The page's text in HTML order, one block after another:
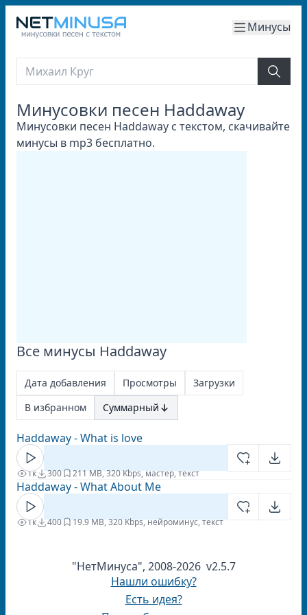
Минусы
Минусовки песен Haddaway
Минусовки песен Haddaway с текстом, скачивайте
минусы в mp3 бесплатно.
Все минусы Haddaway
Дата добавления Просмотры
Загрузки
В избранном
Суммарный
Haddaway - What is love
1к 300 211 MB, 320 Kbps, мастер, текст
Haddaway - What About Me
1к 400 19.9 MB, 320 Kbps, нейроминус, текст
"НетМинуса", 2008-2026 v2.5.7
Нашли ошибку?
Есть идея?